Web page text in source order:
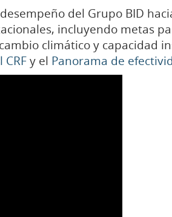
del Grupo BID
incluyendo metas
climático y capacidad
y el Panorama de